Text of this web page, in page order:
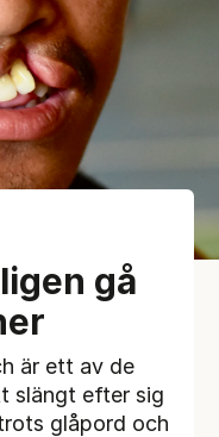
gå
är ett av de
slängt efter sig
glåpord och